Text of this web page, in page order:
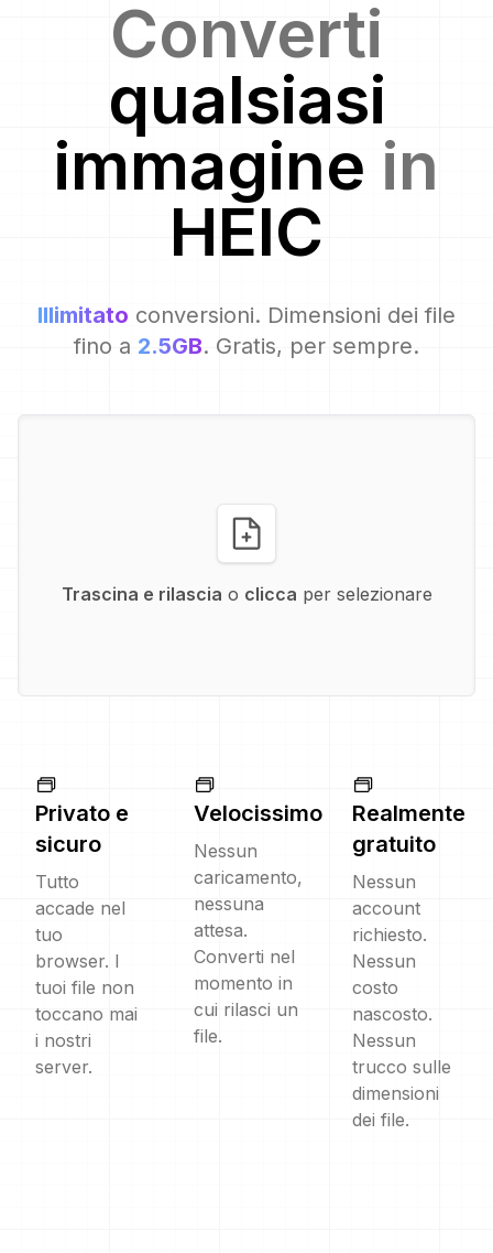
Converti
qualsiasi
immagine in
HEIC
Illimitato conversioni. Dimensioni dei file
fino a 2.5GB. Gratis, per sempre.
Trascina e rilascia o clicca per selezionare
Privato e
sicuro
Tutto
accade nel
tuo
browser. I
tuoi file non
toccano mai
i nostri
server.
Velocissimo
Nessun
caricamento,
nessuna
attesa.
Converti nel
momento in
cui rilasci un
file.
Realmente
gratuito
Nessun
account
richiesto.
Nessun
costo
nascosto.
Nessun
trucco sulle
dimensioni
dei file.